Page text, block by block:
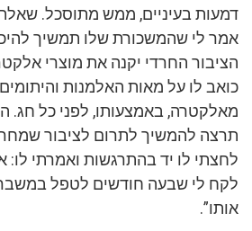
דמעות בעיניים, ממש מתוסכל.
אמר לי שהמשכורת שלו תמשיך
הציבור החרדי יקנה את מוצרי
כואב לו על מאות האלמנות
מאלקטרה, באמצעותו, לפני כל חג.
תרצה להמשיך לתרום לציבור
לחצתי לו יד בהתרגשות ואמרתי לו:
לקח לי שבעה חודשים לטפל
אותו”.